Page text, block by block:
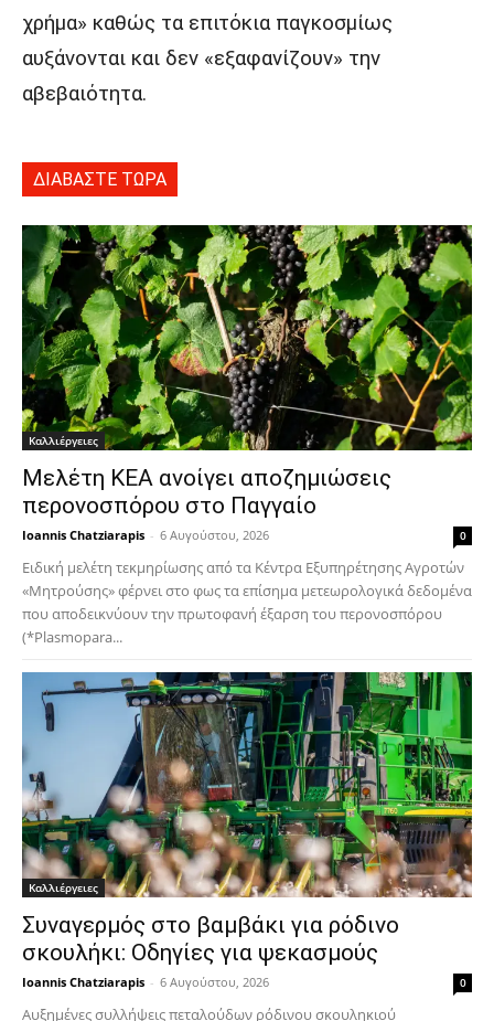
χρήμα» καθώς τα επιτόκια παγκοσμίως
αυξάνονται και δεν «εξαφανίζουν» την
αβεβαιότητα.
ΔΙΑΒΑΣΤΕ ΤΩΡΑ
Καλλιέργειες
Μελέτη ΚΕΑ ανοίγει αποζημιώσεις
περονοσπόρου στο Παγγαίο
Ioannis Chatziarapis - 6 Αυγούστου, 2026 0
Ειδική μελέτη τεκμηρίωσης από τα Κέντρα Εξυπηρέτησης Αγροτών
«Μητρούσης» φέρνει στο φως τα επίσημα μετεωρολογικά δεδομένα
που αποδεικνύουν την πρωτοφανή έξαρση του περονοσπόρου
(*Plasmopara...
Καλλιέργειες
Συναγερμός στο βαμβάκι για ρόδινο
σκουλήκι: Οδηγίες για ψεκασμούς
Ioannis Chatziarapis - 6 Αυγούστου, 2026 0
Αυξημένες συλλήψεις πεταλούδων ρόδινου σκουληκιού